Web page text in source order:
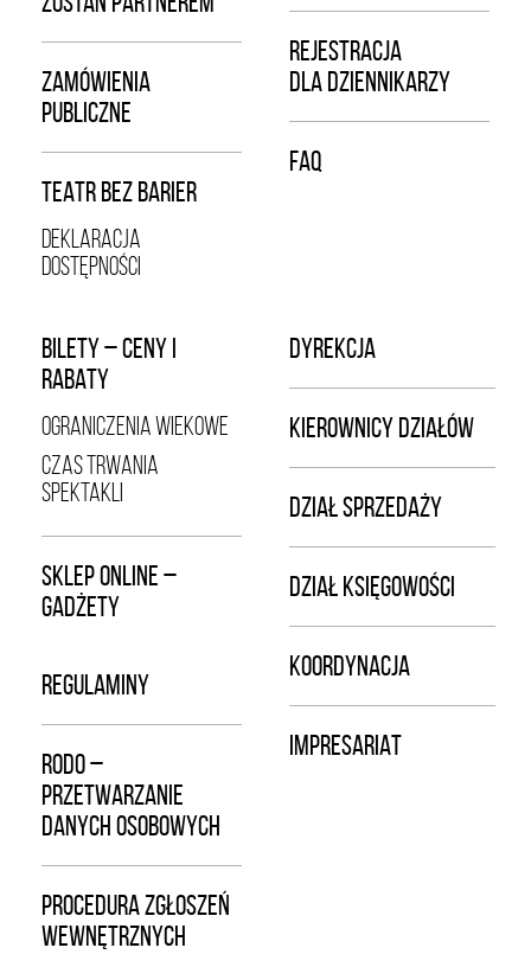
ZAMÓWIENIA
PUBLICZNE
TEATR BEZ BARIER
DEKLARACJA
DOSTĘPNOŚCI
REJESTRACJA
DLA DZIENNIKARZY
FAQ
BILETY – CENY I
RABATY
OGRANICZENIA WIEKOWE
CZAS TRWANIA
SPEKTAKLI
SKLEP ONLINE –
GADŻETY
REGULAMINY
RODO –
PRZETWARZANIE
DANYCH OSOBOWYCH
PROCEDURA ZGŁOSZEŃ
WEWNĘTRZNYCH
DYREKCJA
KIEROWNICY DZIAŁÓW
DZIAŁ SPRZEDAŻY
DZIAŁ KSIĘGOWOŚCI
KOORDYNACJA
IMPRESARIAT